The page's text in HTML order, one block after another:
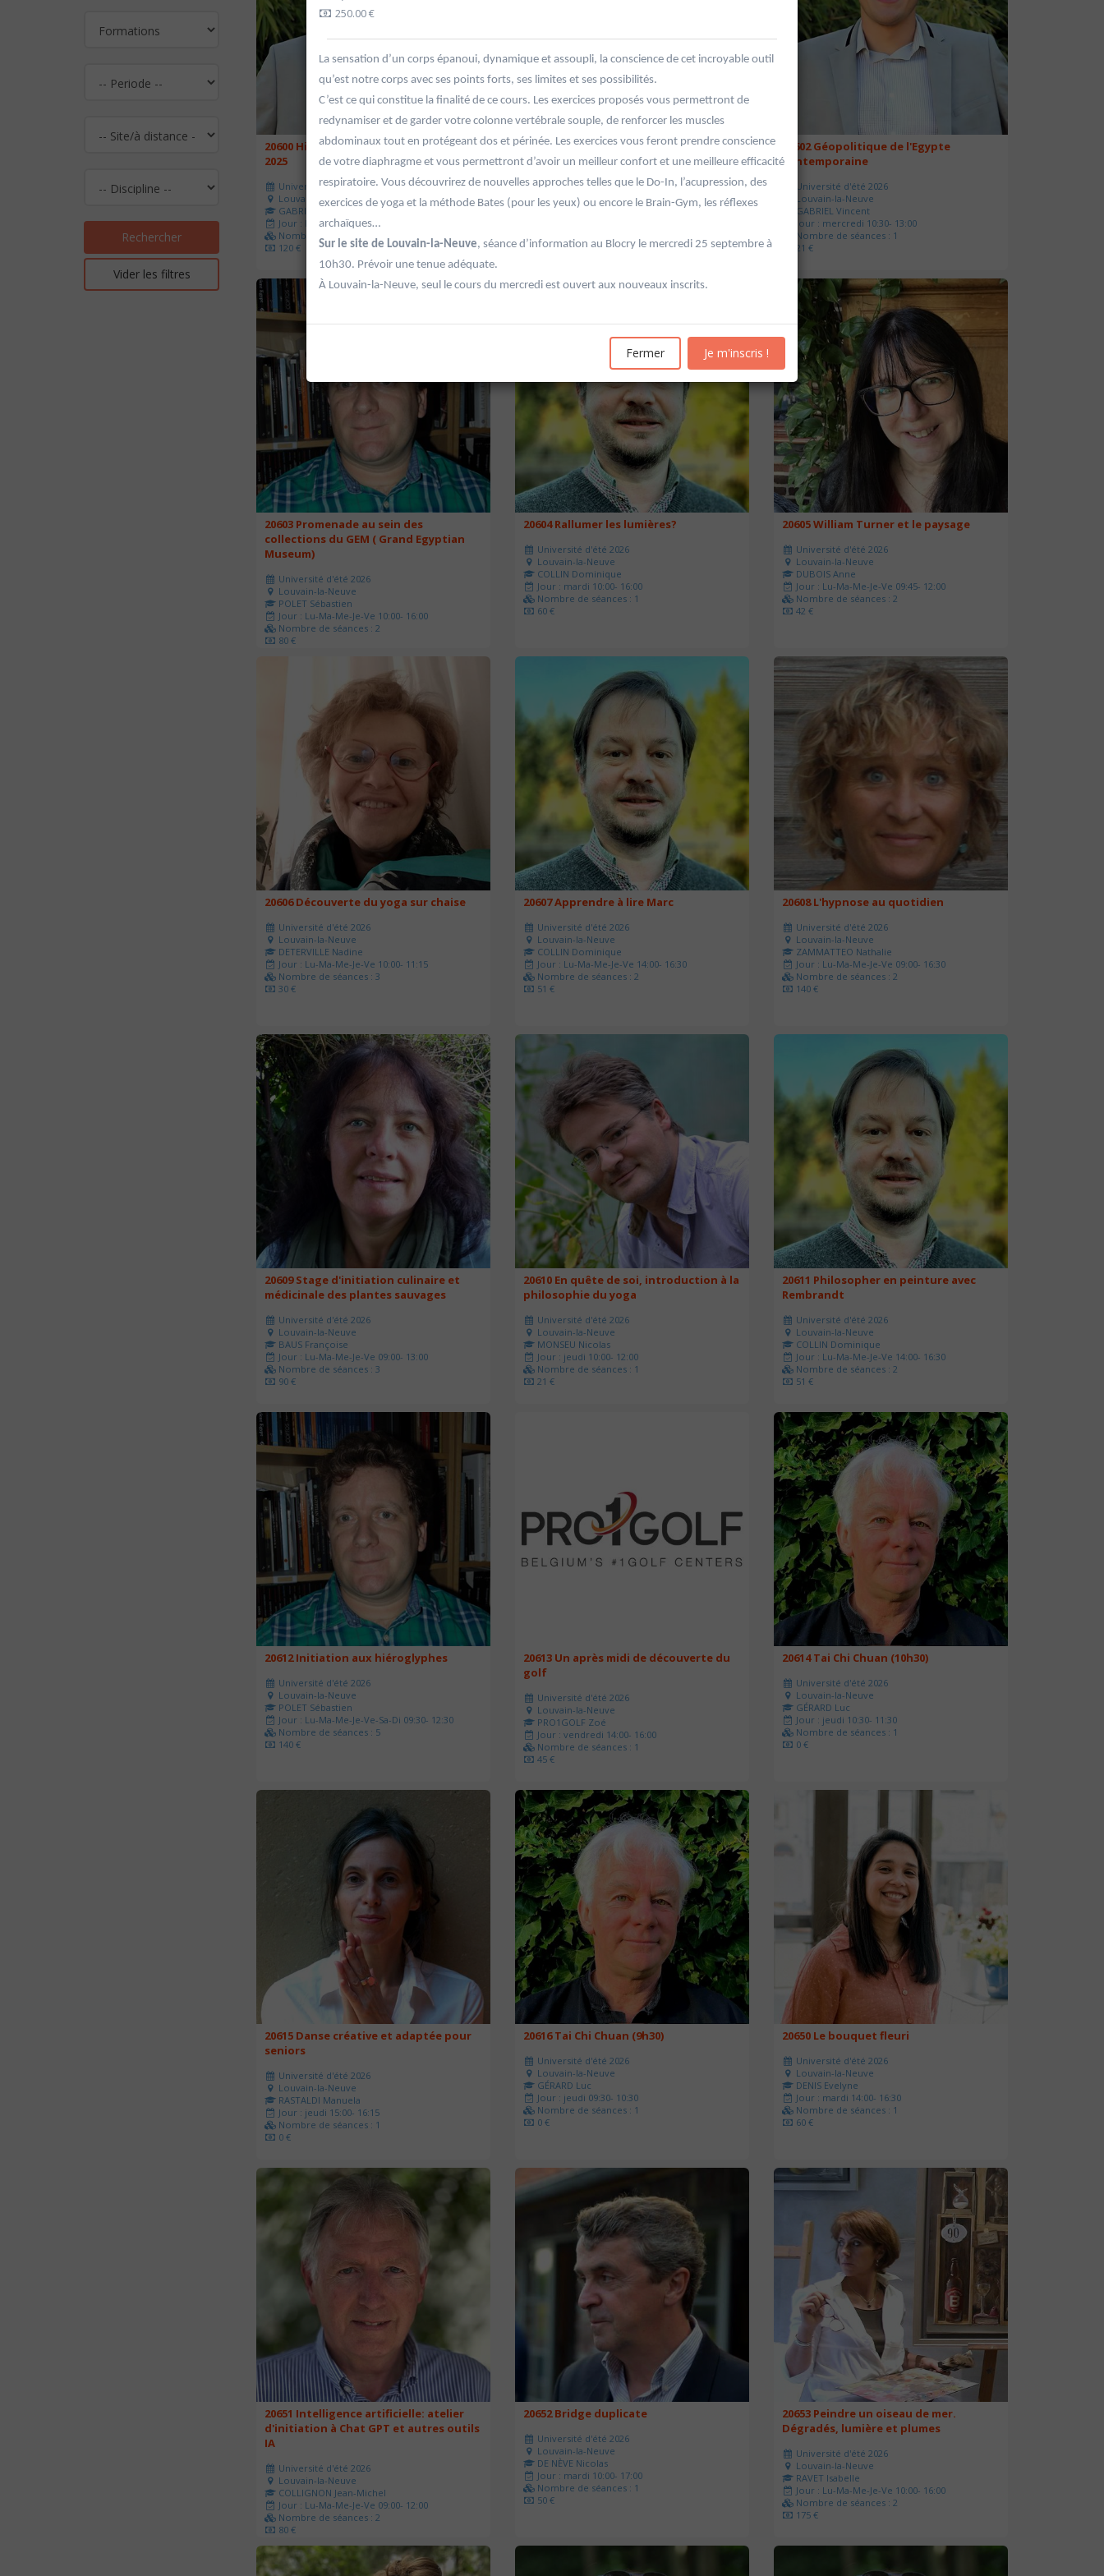
Rechercher
Vider les filtres
20600 Histoire de l'Allemagne de 1871 à
2025
Université d'été 2026
Louvain-la-Neuve
GABRIEL Vincent
Jour : Lu-Ma-Me-Je-Ve 10:30- 13:00
Nombre de séances : 5
120 €
20601 Géopolitique de l'énergie
Louvain-la-Neuve
GABRIEL Vincent
Jour : Lu-Ma-Me-Je-Ve-Sa-Di 10:30- 13:00
20602 Géopolitique de l'Egypte
contemporaine
Université d'été 2026
Louvain-la-Neuve
GABRIEL Vincent
Jour : mercredi 10:30- 13:00
Nombre de séances : 1
21 €
20603 Promenade au sein des
collections du GEM ( Grand Egyptian
Museum)
Université d'été 2026
Louvain-la-Neuve
POLET Sébastien
Jour : Lu-Ma-Me-Je-Ve 10:00- 16:00
Nombre de séances : 2
80 €
20604 Rallumer les lumières?
Université d'été 2026
Louvain-la-Neuve
COLLIN Dominique
Jour : mardi 10:00- 16:00
Nombre de séances : 1
60 €
20605 William Turner et le paysage
Université d'été 2026
Louvain-la-Neuve
DUBOIS Anne
Jour : Lu-Ma-Me-Je-Ve 09:45- 12:00
Nombre de séances : 2
42 €
20606 Découverte du yoga sur chaise
Université d'été 2026
Louvain-la-Neuve
DETERVILLE Nadine
Jour : Lu-Ma-Me-Je-Ve 10:00- 11:15
Nombre de séances : 3
30 €
20607 Apprendre à lire Marc
Université d'été 2026
Louvain-la-Neuve
COLLIN Dominique
Jour : Lu-Ma-Me-Je-Ve 14:00- 16:30
Nombre de séances : 2
51 €
20608 L'hypnose au quotidien
Université d'été 2026
Louvain-la-Neuve
ZAMMATTEO Nathalie
Jour : Lu-Ma-Me-Je-Ve 09:00- 16:30
Nombre de séances : 2
140 €
20609 Stage d'initiation culinaire et
médicinale des plantes sauvages
Université d'été 2026
Louvain-la-Neuve
BAUS Françoise
Jour : Lu-Ma-Me-Je-Ve 09:00- 13:00
Nombre de séances : 3
90 €
20610 En quête de soi, introduction à la
philosophie du yoga
Université d'été 2026
Louvain-la-Neuve
MONSEU Nicolas
Jour : jeudi 10:00- 12:00
Nombre de séances : 1
21 €
20611 Philosopher en peinture avec
Rembrandt
Université d'été 2026
Louvain-la-Neuve
COLLIN Dominique
Jour : Lu-Ma-Me-Je-Ve 14:00- 16:30
Nombre de séances : 2
51 €
20612 Initiation aux hiéroglyphes
Université d'été 2026
Louvain-la-Neuve
POLET Sébastien
Jour : Lu-Ma-Me-Je-Ve-Sa-Di 09:30- 12:30
Nombre de séances : 5
140 €
20613 Un après midi de découverte du
golf
Université d'été 2026
Louvain-la-Neuve
PRO1GOLF Zoé
Jour : vendredi 14:00- 16:00
Nombre de séances : 1
45 €
20614 Tai Chi Chuan (10h30)
Université d'été 2026
Louvain-la-Neuve
GÉRARD Luc
Jour : jeudi 10:30- 11:30
Nombre de séances : 1
0 €
20615 Danse créative et adaptée pour
seniors
Université d'été 2026
Louvain-la-Neuve
RASTALDI Manuela
Jour : jeudi 15:00- 16:15
Nombre de séances : 1
0 €
20616 Tai Chi Chuan (9h30)
Université d'été 2026
Louvain-la-Neuve
GÉRARD Luc
Jour : jeudi 09:30- 10:30
Nombre de séances : 1
0 €
20650 Le bouquet fleuri
Université d'été 2026
Louvain-la-Neuve
DENIS Evelyne
Jour : mardi 14:00- 16:30
Nombre de séances : 1
60 €
20651 Intelligence artificielle: atelier
d'initiation à Chat GPT et autres outils
IA
Université d'été 2026
Louvain-la-Neuve
COLLIGNON Jean-Michel
Jour : Lu-Ma-Me-Je-Ve 09:00- 12:00
Nombre de séances : 2
80 €
20652 Bridge duplicate
Université d'été 2026
Louvain-la-Neuve
DE NÈVE Nicolas
Jour : mardi 10:00- 17:00
Nombre de séances : 1
50 €
20653 Peindre un oiseau de mer.
Dégradés, lumière et plumes
Université d'été 2026
Louvain-la-Neuve
RAVET Isabelle
Jour : Lu-Ma-Me-Je-Ve 10:00- 16:00
Nombre de séances : 2
175 €
250.00 €
La sensation d’un corps épanoui, dynamique et assoupli, la conscience de cet incroyable outil
qu’est notre corps avec ses points forts, ses limites et ses possibilités.
C’est ce qui constitue la finalité de ce cours. Les exercices proposés vous permettront de
redynamiser et de garder votre colonne vertébrale souple, de renforcer les muscles
abdominaux tout en protégeant dos et périnée. Les exercices vous feront prendre conscience
de votre diaphragme et vous permettront d’avoir un meilleur confort et une meilleure efficacité
respiratoire. Vous découvrirez de nouvelles approches telles que le Do-In, l’acupression, des
exercices de yoga et la méthode Bates (pour les yeux) ou encore le Brain-Gym, les réflexes
archaïques…
Sur le site de Louvain-la-Neuve, séance d’information au Blocry le mercredi 25 septembre à
10h30. Prévoir une tenue adéquate.
À Louvain-la-Neuve, seul le cours du mercredi est ouvert aux nouveaux inscrits.
Fermer Je m'inscris !